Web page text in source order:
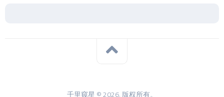
千里窥星 © 2026. 版权所有。